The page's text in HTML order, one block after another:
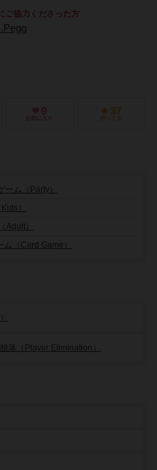
ご協力くださった方
9
お気に入り
37
持ってる
ーム（Party）
）
Adult）
ム（Card Game）
落（Player Elimination）